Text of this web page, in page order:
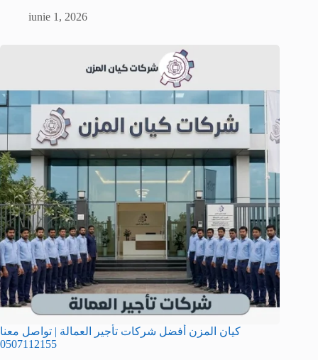
iunie 1, 2026
كيان المزن أفضل شركات تأجير العمالة | تواصل معنا
0507112155